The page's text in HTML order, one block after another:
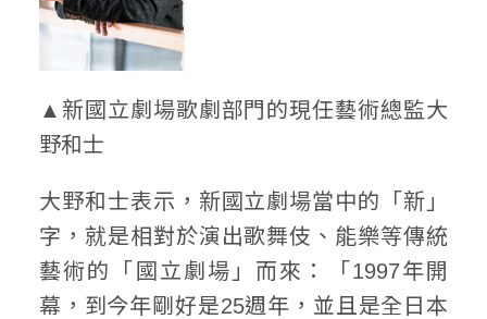
▲新國立劇場歌劇部門的現任藝術總監大
野和士
大野和士表示，新國立劇場當中的「新」
字，就是相對於演出歌舞伎、能樂等傳統
藝術的「國立劇場」而來：「1997年開
幕，到今年剛好是25週年，並且是全日本